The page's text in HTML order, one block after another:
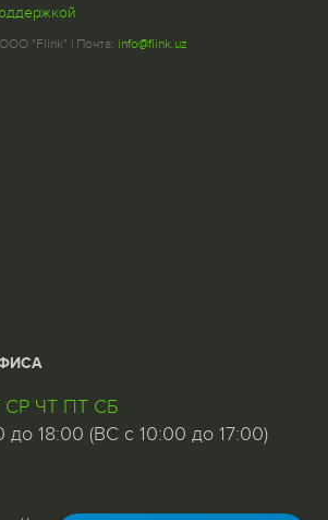
"Flink" | Почта: info@flink.uz
ЧТ ПТ СБ
до 18:00 (ВС с 10:00 до 17:00)